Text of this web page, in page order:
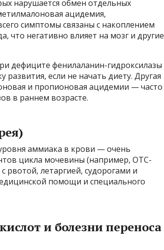
нарушается обмен отдельных
ацидемия,
симптомы связаны с накоплением
что негативно влияет на мозг и другие
дефиците фенилаланин-гидроксилазы
если не начать диету. Другая
и пропионовая ацидемии — часто
в раннем возрасте.
аммиака в крови — очень
цикла мочевины (например, OTC-
летаргией, судорогами и
помощи и специального
и болезни переноса